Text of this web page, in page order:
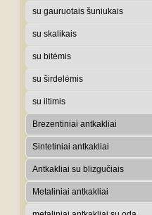
su gauruotais šuniukais
su skalikais
su bitėmis
su širdelėmis
su iltimis
Brezentiniai antkakliai
Sintetiniai antkakliai
Antkakliai su blizgučiais
Metaliniai antkakliai